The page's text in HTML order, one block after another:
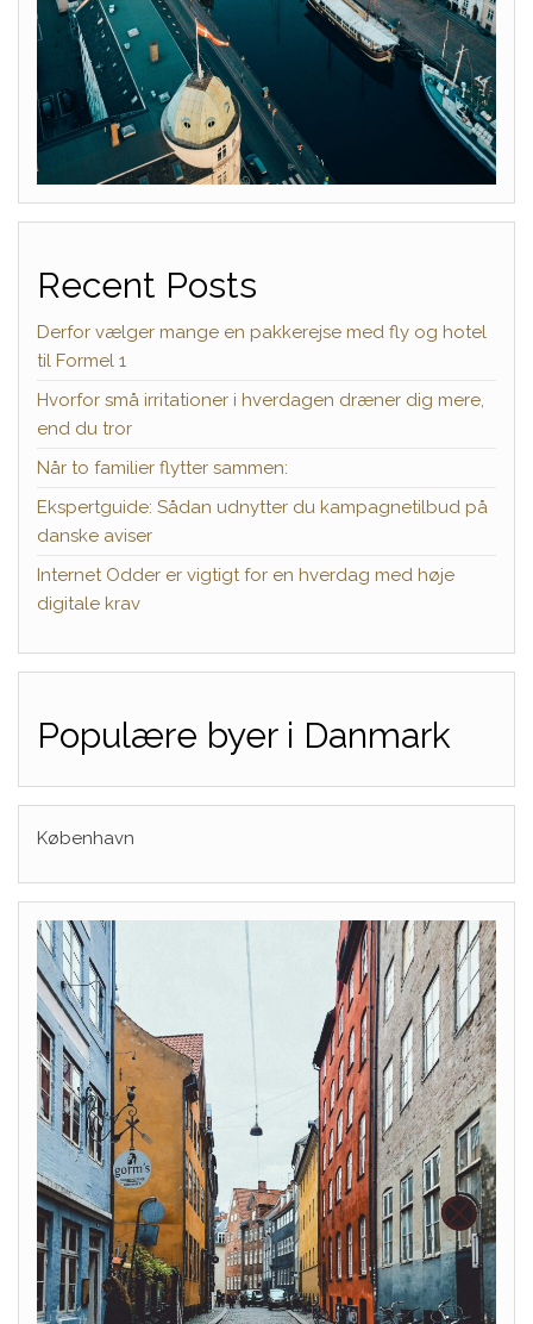
Recent Posts
Derfor vælger mange en pakkerejse med fly og hotel
til Formel 1
Hvorfor små irritationer i hverdagen dræner dig mere,
end du tror
Når to familier flytter sammen:
Ekspertguide: Sådan udnytter du kampagnetilbud på
danske aviser
Internet Odder er vigtigt for en hverdag med høje
digitale krav
Populære byer i Danmark
København